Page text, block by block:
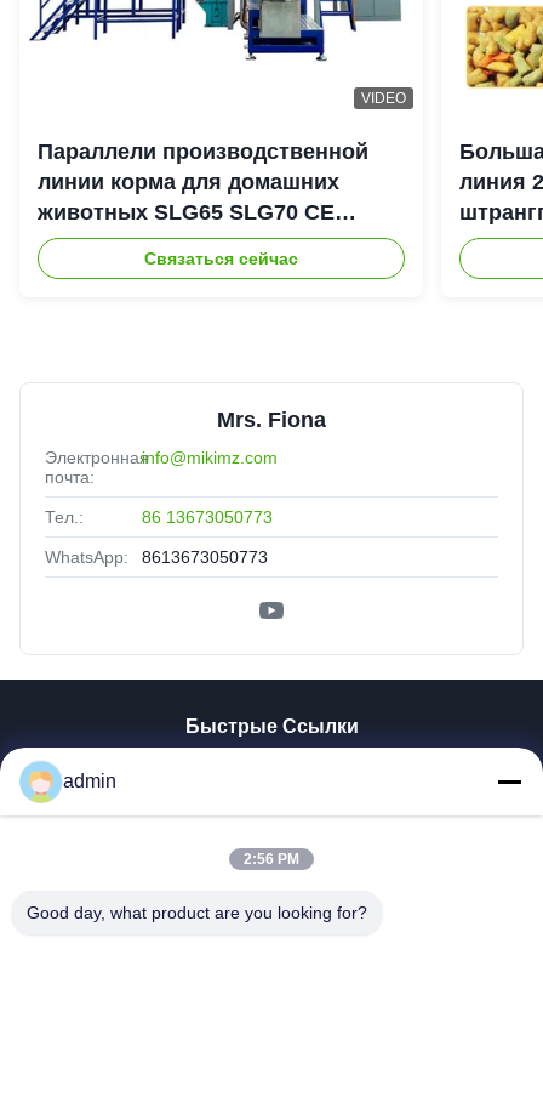
VIDEO
Параллели производственной
линии корма для домашних
животных SLG65 SLG70 CE
штрангпресса винта
автоматической сухой двойной
Связаться сейчас
линия
выхода
Mrs. Fiona
Электронная
почта:
info@mikimz.com
Тел.: 86 13673050773
WhatsApp: 8613673050773
Быстрые Ссылки
О Компании
Контроль Качества
admin
2:56 PM
Good day, what product are you looking for?